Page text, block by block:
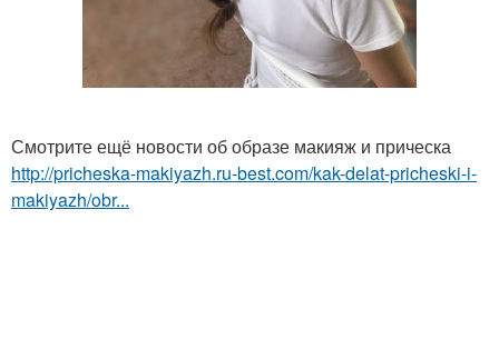
Смотрите ещё новости об образе макияж и прическа
http://pricheska-makiyazh.ru-best.com/kak-delat-pricheski-i-
makiyazh/obr...